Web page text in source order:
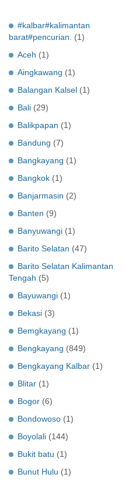
#kalbar#kalimantan
barat#pencurian.
(1)
Aceh (1)
Aingkawang (1)
Balangan Kalsel (1)
Bali (29)
Balikpapan (1)
Bandung (7)
Bangkayang (1)
Bangkok (1)
Banjarmasin (2)
Banten (9)
Banyuwangi (1)
Barito Selatan (47)
Barito Selatan Kalimantan
Tengah (5)
Bayuwangi (1)
Bekasi (3)
Bemgkayang (1)
Bengkayang (849)
Bengkayang Kalbar (1)
Blitar (1)
Bogor (6)
Bondowoso (1)
Boyolali (144)
Bukit batu (1)
Bunut Hulu (1)